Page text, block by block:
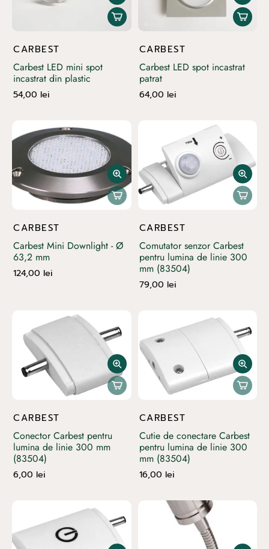
CARBEST
Carbest LED mini spot
incastrat din plastic
54,00 lei
CARBEST
Carbest LED spot incastrat
patrat
64,00 lei
CARBEST
Carbest Mini Downlight - Ø
63,2 mm
124,00 lei
CARBEST
Comutator senzor Carbest
pentru lumina de linie 300
mm (83504)
79,00 lei
CARBEST
Conector Carbest pentru
lumina de linie 300 mm
(83504)
6,00 lei
CARBEST
Cutie de conectare Carbest
pentru lumina de linie 300
mm (83504)
16,00 lei